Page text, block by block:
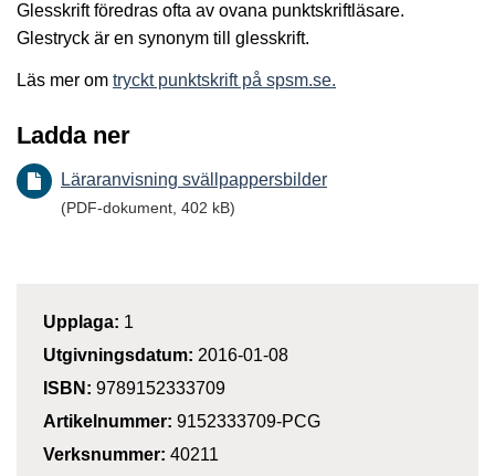
Glesskrift föredras ofta av ovana punktskriftläsare.
Glestryck är en synonym till glesskrift.
Läs mer om tryckt punktskrift på spsm.se.
Ladda ner
Läraranvisning svällpappersbilder
(PDF-dokument, 402 kB)
Upplaga: 1
Utgivningsdatum: 2016-01-08
ISBN: 9789152333709
Artikelnummer: 9152333709-PCG
Verksnummer: 40211